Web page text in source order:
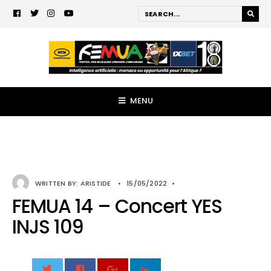
MENU
WRITTEN BY: ARISTIDE • 15/05/2022 •
FEMUA 14 – Concert YES
INJS 109